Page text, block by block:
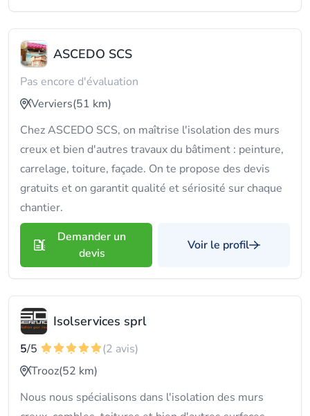
ASCEDO SCS
Pas encore d'évaluation
Verviers(51 km)
Chez ASCEDO SCS, on maîtrise l'isolation des murs
creux et bien d'autres travaux du bâtiment : peinture,
carrelage, toiture, façade. On te propose des devis
gratuits et on garantit qualité et sériosité sur chaque
chantier.
Demander un
devis
Voir le profil
Isolservices sprl
5/5
(2 avis)
Trooz(52 km)
Nous nous spécialisons dans l'isolation des murs